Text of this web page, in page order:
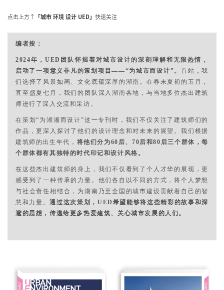
点击上方↑ 「城市 环境 设计 UED」 快速关注
编者按：
2024年，UED团队怀揣着对城市设计的深刻理解和无限热情，
启动了一项意义非凡的策划项目——“为城市而设计”。首站，我
们选择了风景如画、文化底蕴深厚的湖南。在春末夏初的五月，
直至盛夏七月，我们的团队深入湖南各地，与当地多位杰出建筑
师进行了深入交流和采访。
在策划“为湖湘而设计”这一专刊时，我们不仅关注了建筑师们的
作品，更深入探讨了他们的设计理念和对未来的展望。我们根据
建筑师的出生年代， 将他们分为60后、70后和80后三个群体，每
个群体都有其独特的时代印记和设计风格。
在这些杰出建筑师的身上，我们不仅看到了个人才华的展现，更
感受到了一种传承的力量。他们各自以不同的方式，将个人梦想
与社会责任相结合，为湖南乃至全国的城市建设贡献着自己的智
慧和力量。通过这次策划，UED希望能够将这些精彩的故事和深
邃的思想，传递给更多热爱建筑、关心城市发展的人们。